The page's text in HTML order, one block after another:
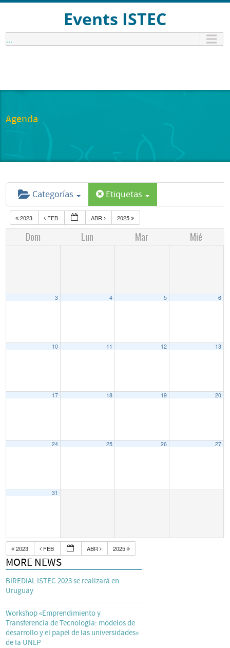
Events ISTEC
...
Agenda
Categorías Etiquetas
2023 FEB ABR 2025
Dom Lun Mar Mié
3 4 5 6
10 11 12 13
17 18 19 20
24 25 26 27
31
2023 FEB ABR 2025
MORE NEWS
BIREDIAL ISTEC 2023 se realizará en
Uruguay
Workshop «Emprendimiento y
Transferencia de Tecnología: modelos de
desarrollo y el papel de las universidades»
de la UNLP